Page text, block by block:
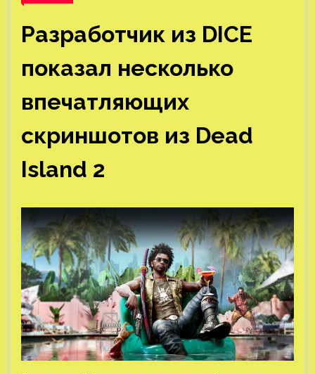
Разработчик из DICE
показал несколько
впечатляющих
скриншотов из Dead
Island 2